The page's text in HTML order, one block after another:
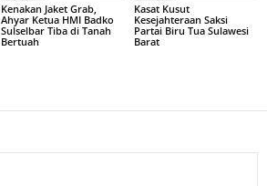
Kenakan Jaket Grab,
Ahyar Ketua HMI Badko
Sulselbar Tiba di Tanah
Bertuah
Kasat Kusut
Kesejahteraan Saksi
Partai Biru Tua Sulawesi
Barat